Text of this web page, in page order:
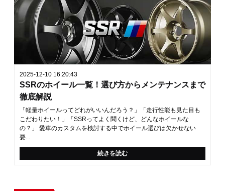
2025-12-10 16:20:43
SSRのホイール一覧！選び方からメンテナンスまで
徹底解説
「軽量ホイールってどれがいいんだろう？」「走行性能も見た目も
こだわりたい！」「SSRってよく聞くけど、どんなホイールな
の？」 愛車のカスタムを検討する中でホイール選びは欠かせない
要...
続きを読む